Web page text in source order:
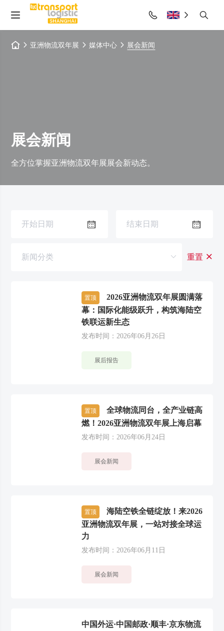
亚洲物流双年展 媒体中心 展会新闻
展会新闻
全方位掌握亚洲物流双年展展会新动态。
重置
置顶
2026亚洲物流双年展圆满落
幕：国际化能级跃升，构筑海陆空
铁联运新生态
发布时间：2026年06月26日
展后报告
置顶
全球物流同台，全产业链高
燃！2026亚洲物流双年展上海启幕
发布时间：2026年06月24日
展会新闻
置顶
海陆空铁全链绽放！来2026
亚洲物流双年展，一站对接全球运
力
发布时间：2026年06月11日
展会新闻
中国外运·中国邮政·顺丰·京东物流